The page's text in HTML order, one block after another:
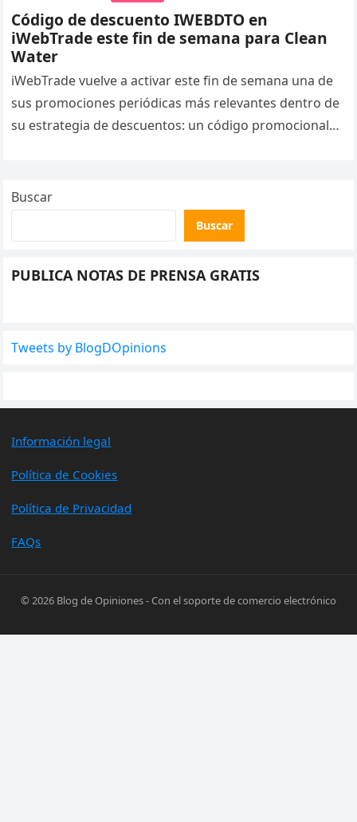
Código de descuento IWEBDTO en
iWebTrade este fin de semana para Clean
Water
iWebTrade vuelve a activar este fin de semana una de
sus promociones periódicas más relevantes dentro de
su estrategia de descuentos: un código promocional
Buscar
Buscar
PUBLICA NOTAS DE PRENSA GRATIS
Tweets by BlogDOpinions
Información legal
Política de Cookies
Política de Privacidad
FAQs
© 2026 Blog de Opiniones- Con el soporte decomercio electrónico